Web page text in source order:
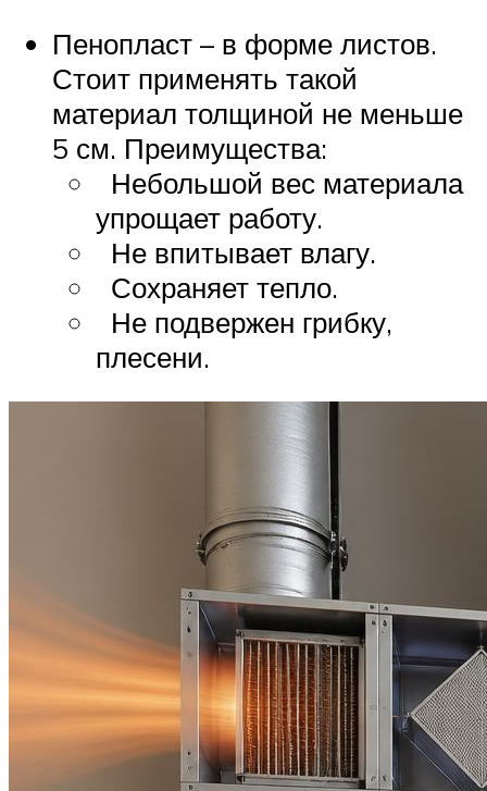
Пенопласт – в форме листов.
Стоит применять такой
материал толщиной не меньше
5 см. Преимущества:
Небольшой вес материала
упрощает работу.
Не впитывает влагу.
Сохраняет тепло.
Не подвержен грибку,
плесени.